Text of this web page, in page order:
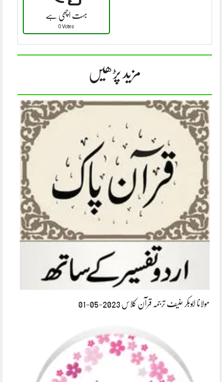
بہت اچھی ہے
0 Votes
مزید پڑھیں
مولانا ابوبکر حنیف ترجمہ قرآن کلاس 2023-05-01